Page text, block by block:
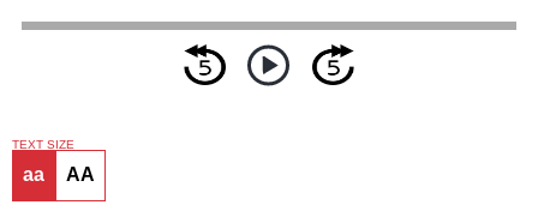
TEXT SIZE
aa AA